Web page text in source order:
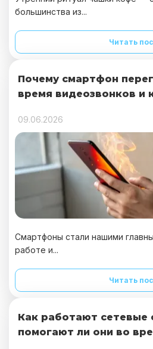
большинства из...
Читать
Почему смартфон
время видеозвонков и
09.06.2026
Смартфоны стали нашими
работе и...
Читать
Как работают сетевые
помогают ли они во